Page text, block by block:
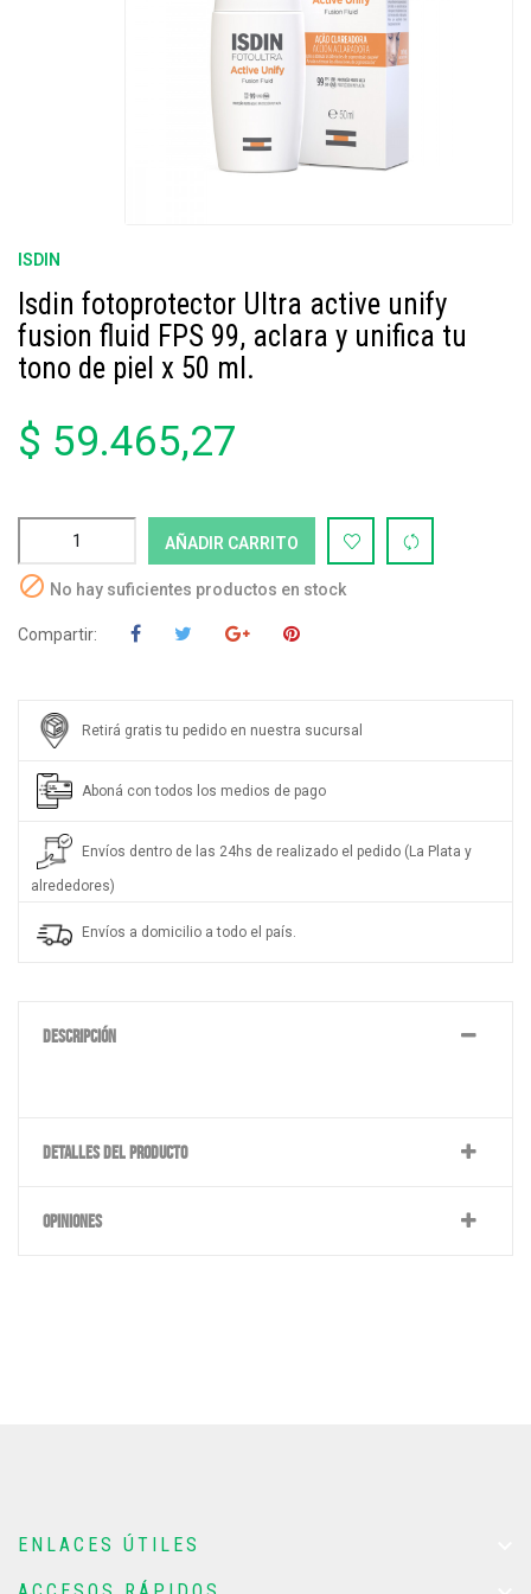
ISDIN
Isdin fotoprotector Ultra active unify
fusion fluid FPS 99, aclara y unifica tu
tono de piel x 50 ml.
$ 59.465,27
AÑADIR CARRITO
 No hay suficientes productos en stock
Compartir:
Retirá gratis tu pedido en nuestra sucursal
Aboná con todos los medios de pago
Envíos dentro de las 24hs de realizado el pedido (La Plata y
alrededores)
Envíos a domicilio a todo el país.
DESCRIPCIÓN
DETALLES DEL PRODUCTO
OPINIONES
ENLACES ÚTILES